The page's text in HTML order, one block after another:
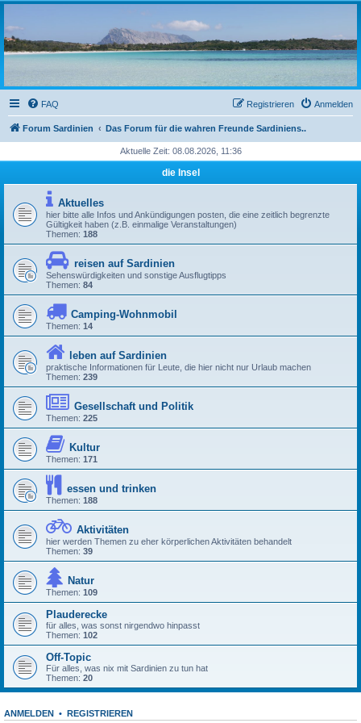
sardinien-forum.org
Das Forum der Freunde Sardiniens
FAQ Anmelden
Registrieren
Forum Sardinien Das Forum für die wahren Freunde Sardiniens..
Aktuelle Zeit: 08.08.2026, 11:36
die Insel
Aktuelles
hier bitte alle Infos und Ankündigungen posten, die eine zeitlich begrenzte
Gültigkeit haben (z.B. einmalige Veranstaltungen)
Themen: 188
reisen auf Sardinien
Sehenswürdigkeiten und sonstige Ausflugtipps
Themen: 84
Camping-Wohnmobil
Themen: 14
leben auf Sardinien
praktische Informationen für Leute, die hier nicht nur Urlaub machen
Themen: 239
Gesellschaft und Politik
Themen: 225
Kultur
Themen: 171
essen und trinken
Themen: 188
Aktivitäten
hier werden Themen zu eher körperlichen Aktivitäten behandelt
Themen: 39
Natur
Themen: 109
Plauderecke
für alles, was sonst nirgendwo hinpasst
Themen: 102
Off-Topic
Für alles, was nix mit Sardinien zu tun hat
Themen: 20
ANMELDEN • REGISTRIEREN